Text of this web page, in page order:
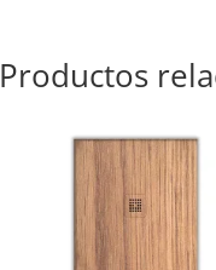
Productos